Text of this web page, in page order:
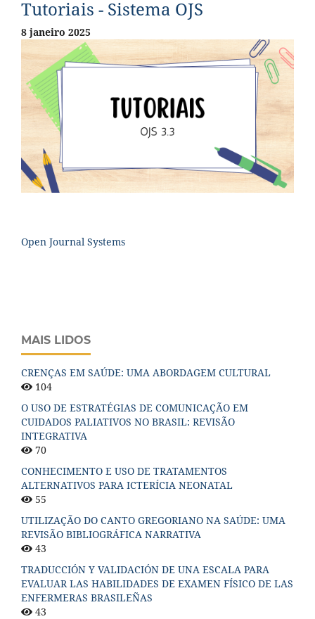
Tutoriais - Sistema OJS
8 janeiro 2025
Open Journal Systems
MAIS LIDOS
CRENÇAS EM SAÚDE: UMA ABORDAGEM CULTURAL
104
O USO DE ESTRATÉGIAS DE COMUNICAÇÃO EM
CUIDADOS PALIATIVOS NO BRASIL: REVISÃO
INTEGRATIVA
70
CONHECIMENTO E USO DE TRATAMENTOS
ALTERNATIVOS PARA ICTERÍCIA NEONATAL
55
UTILIZAÇÃO DO CANTO GREGORIANO NA SAÚDE: UMA
REVISÃO BIBLIOGRÁFICA NARRATIVA
43
TRADUCCIÓN Y VALIDACIÓN DE UNA ESCALA PARA
EVALUAR LAS HABILIDADES DE EXAMEN FÍSICO DE LAS
ENFERMERAS BRASILEÑAS
43